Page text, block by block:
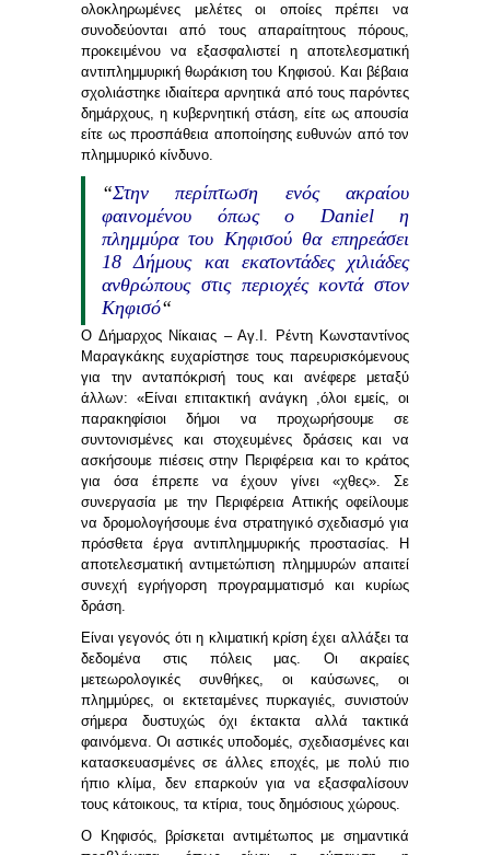
ολοκληρωμένες μελέτες οι οποίες πρέπει να
συνοδεύονται από τους απαραίτητους πόρους,
προκειμένου να εξασφαλιστεί η αποτελεσματική
αντιπλημμυρική θωράκιση του Κηφισού. Και βέβαια
σχολιάστηκε ιδιαίτερα αρνητικά από τους παρόντες
δημάρχους, η κυβερνητική στάση, είτε ως απουσία
είτε ως προσπάθεια αποποίησης ευθυνών από τον
πλημμυρικό κίνδυνο.
“Στην περίπτωση ενός ακραίου
φαινομένου όπως ο Daniel η
πλημμύρα του Κηφισού θα επηρεάσει
18 Δήμους και εκατοντάδες χιλιάδες
ανθρώπους στις περιοχές κοντά στον
Κηφισό“
Ο Δήμαρχος Νίκαιας – Αγ.Ι. Ρέντη Κωνσταντίνος
Μαραγκάκης ευχαρίστησε τους παρευρισκόμενους
για την ανταπόκρισή τους και ανέφερε μεταξύ
άλλων: «Είναι επιτακτική ανάγκη ,όλοι εμείς, οι
παρακηφίσιοι δήμοι να προχωρήσουμε σε
συντονισμένες και στοχευμένες δράσεις και να
ασκήσουμε πιέσεις στην Περιφέρεια και το κράτος
για όσα έπρεπε να έχουν γίνει «χθες». Σε
συνεργασία με την Περιφέρεια Αττικής οφείλουμε
να δρομολογήσουμε ένα στρατηγικό σχεδιασμό για
πρόσθετα έργα αντιπλημμυρικής προστασίας. Η
αποτελεσματική αντιμετώπιση πλημμυρών απαιτεί
συνεχή εγρήγορση προγραμματισμό και κυρίως
δράση.
Είναι γεγονός ότι η κλιματική κρίση έχει αλλάξει τα
δεδομένα στις πόλεις μας. Οι ακραίες
μετεωρολογικές συνθήκες, οι καύσωνες, οι
πλημμύρες, οι εκτεταμένεςπυρκαγιές, συνιστούν
σήμερα δυστυχώς όχι έκτακτα αλλά τακτικά
φαινόμενα. Οι αστικές υποδομές, σχεδιασμένες και
κατασκευασμένες σε άλλες εποχές, με πολύ πιο
ήπιο κλίμα, δεν επαρκούν για να εξασφαλίσουν
τους κάτοικους, τα κτίρια, τους δημόσιους χώρους.
Ο Κηφισός, βρίσκεται αντιμέτωπος με σημαντικά